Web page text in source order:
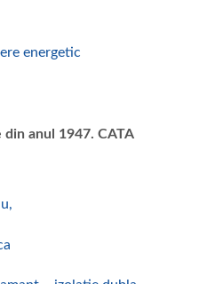
energetic
anul 1947. CATA